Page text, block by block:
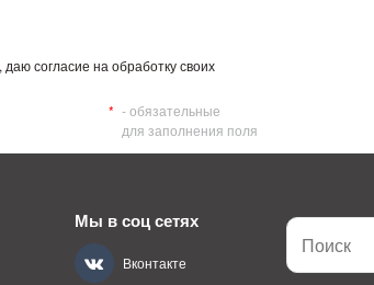
согласие на обработку своих
- обязательные
для заполнения поля
Мы в соц сетях
Вконтакте